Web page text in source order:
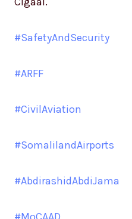
#SafetyAndSecurity
#ARFF
#CivilAviation
#SomalilandAirports
#AbdirashidAbdiJama